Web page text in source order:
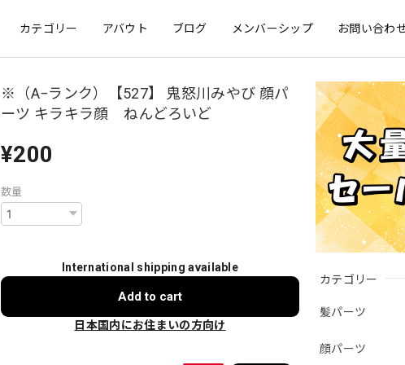
カテゴリー アバウト ブログ メンバーシップ お問い合わ
カテゴリー
髪パーツ
顔パーツ
※（A−ランク）【527】 鬼怒川みやび 顔パ
ーツ キラキラ顔 ねんどろいど
¥200
数量
International shipping available
Add to cart
日本国内にお住まいの方向け